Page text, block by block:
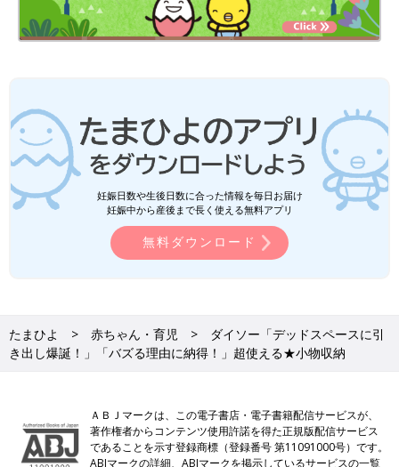
妊娠日数や生後日数に合った情報を毎日お届け
妊娠中から産後まで長く使える無料アプリ
無料ダウンロード
たまひよ 赤ちゃん・育児
ダイソー「デッドスペースに引
き出し爆誕！」「バズる理由に納得！」超使える★小物収納
ＡＢＪマークは、この電子書店・電子書籍配信サービスが、
著作権者からコンテンツ使用許諾を得た正規版配信サービス
であることを示す登録商標（登録番号 第11091000号）です。
ABJマークの詳細、ABJマークを掲示しているサービスの一覧